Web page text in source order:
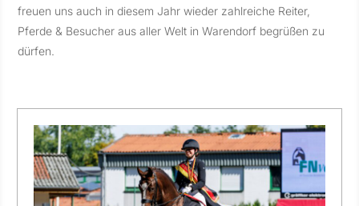
freuen uns auch in diesem Jahr wieder zahlreiche Reiter,
Pferde & Besucher aus aller Welt in Warendorf begrüßen zu
dürfen.